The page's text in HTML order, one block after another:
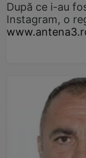
După ce i-au
Instagram, o